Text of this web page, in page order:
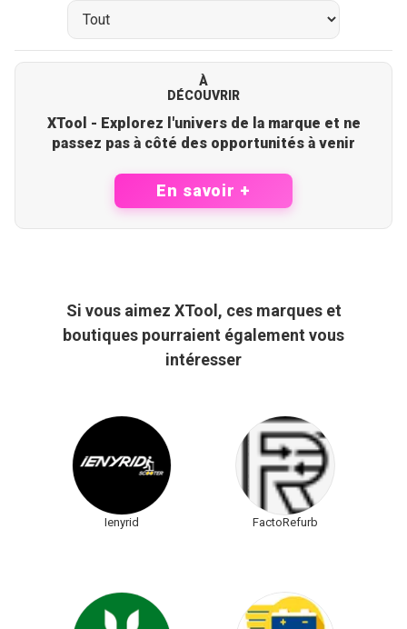
À
DÉCOUVRIR
XTool - Explorez l'univers de la marque et ne
passez pas à côté des opportunités à venir
En savoir +
Si vous aimez XTool, ces marques et
boutiques pourraient également vous
intéresser
Ienyrid FactoRefurb